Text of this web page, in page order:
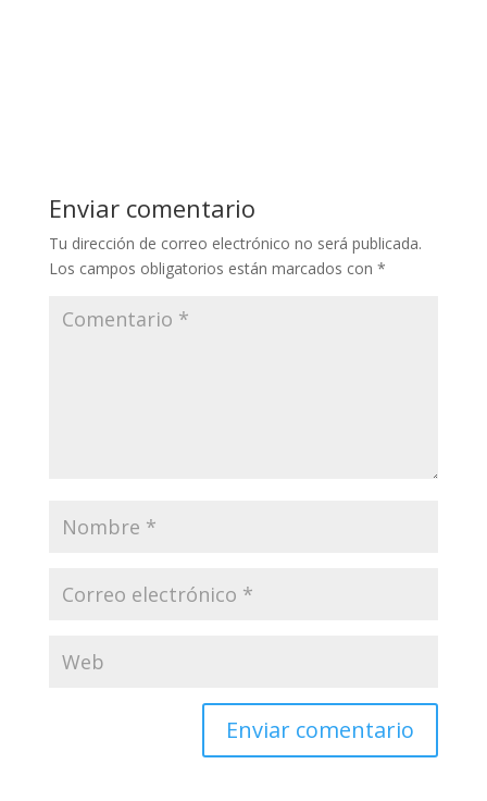
Enviar comentario
Tu dirección de correo electrónico no será publicada.
Los campos obligatorios están marcados con *